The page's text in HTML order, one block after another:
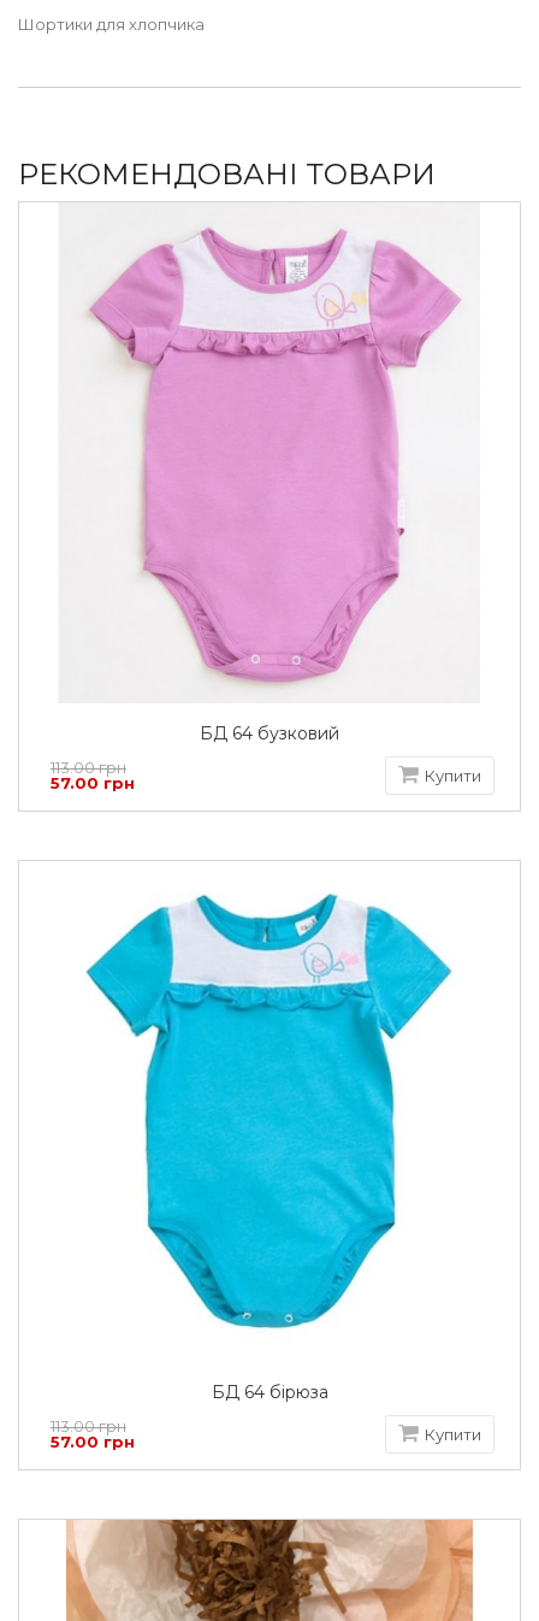
Шортики для хлопчика
РЕКОМЕНДОВАНІ ТОВАРИ
БД 64 бузковий
113.00 грн
57.00 грн
Купити
БД 64 бірюза
113.00 грн
57.00 грн
Купити